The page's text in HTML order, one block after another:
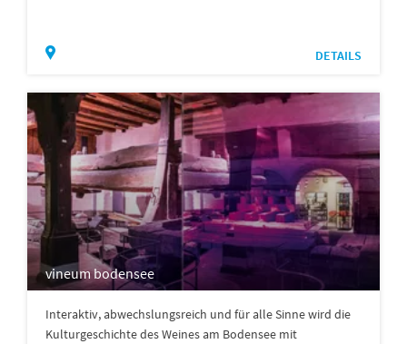
DETAILS
vineum bodensee
Interaktiv, abwechslungsreich und für alle Sinne wird die
Kulturgeschichte des Weines am Bodensee mit